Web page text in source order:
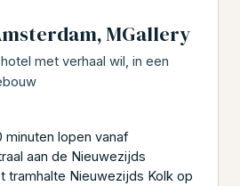
MGallery
met verhaal wil, in een
minuten lopen vanaf
aan de Nieuwezijds
tramhalte Nieuwezijds Kolk op